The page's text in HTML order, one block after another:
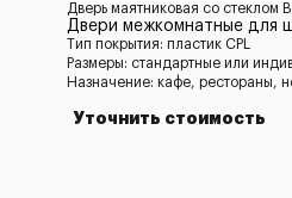
Дверь маятниковая со стеклом
Двери межкомнатные для
Тип покрытия: пластик CPL
Размеры: стандартные или
Назначение: кафе, рестораны,
Уточнить стоимость